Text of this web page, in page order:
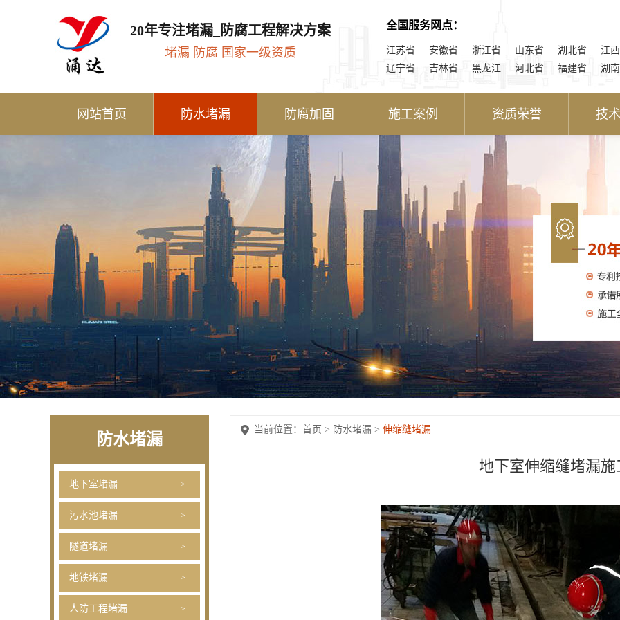
20年专注堵漏_防腐工程解决方案
堵漏 防腐 国家一级资质
全国服务网点：
江苏省 安徽省 浙江省 山东省 湖北省
江
辽宁省
吉林省 黑龙江 河北省 福建省 湖
网站首页 防水堵漏 防腐加固 施工案例 资质荣誉 技
防水堵漏
地下室堵漏
污水池堵漏
隧道堵漏
地铁堵漏
人防工程堵漏
当前位置： 首页 > 防水堵漏 > 伸缩缝堵漏
地下室伸缩缝堵漏施